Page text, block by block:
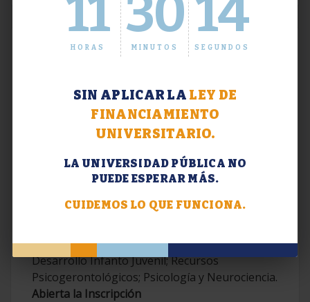
11
HORAS
30
MINUTOS
15
SEGUNDOS
SIN APLICAR LA LEY DE
FINANCIAMIENTO
UNIVERSITARIO.
LA UNIVERSIDAD PÚBLICA NO
PUEDE ESPERAR MÁS.
CUIDEMOS LO QUE FUNCIONA.
Extensión. Diplomaturas 2026.
Contemporáneas; Problemáticas en el
Desarrollo Infanto Juvenil; Recursos
Psicogerontológicos; Psicología y Neurociencia.
Abierta la Inscripción